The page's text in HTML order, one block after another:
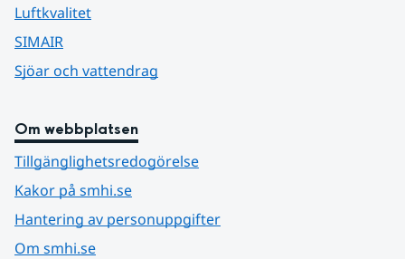
Luftkvalitet
SIMAIR
Sjöar och vattendrag
Om webbplatsen
Tillgänglighetsredogörelse
Kakor på smhi.se
Hantering av personuppgifter
Om smhi.se